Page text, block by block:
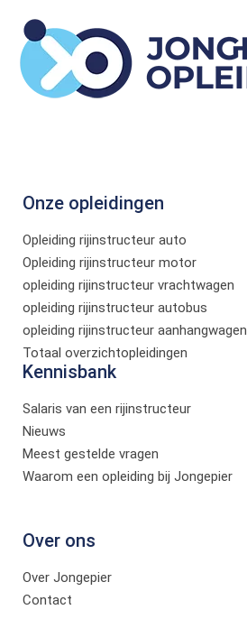
Onze opleidingen
Opleiding rijinstructeur auto
Opleiding rijinstructeur motor
opleiding rijinstructeur vrachtwagen
opleiding rijinstructeur autobus
opleiding rijinstructeur aanhangwagen
Totaal overzichtopleidingen
Kennisbank
Salaris van een rijinstructeur
Nieuws
Meest gestelde vragen
Waarom een opleiding bij Jongepier
Over ons
Over Jongepier
Contact